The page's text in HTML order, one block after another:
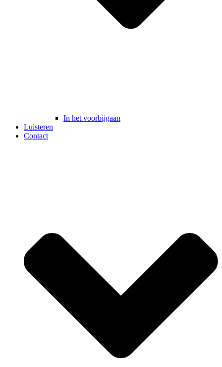
In het voorbijgaan
Luisteren
Contact